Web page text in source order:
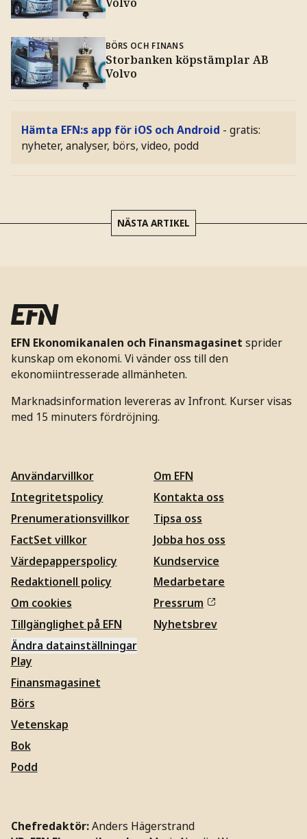
BÖRS OCH FINANS
Storbanken köpstämplar AB
Volvo
Hämta EFN:s app för iOS och Android - gratis:
nyheter, analyser, börs, video, podd
NÄSTA ARTIKEL
EFN Ekonomikanalen och Finansmagasinet sprider
kunskap om ekonomi. Vi vänder oss till den
ekonomiintresserade allmänheten.
Marknadsinformation levereras av Infront. Kurser visas
med 15 minuters fördröjning.
Användarvillkor
Integritetspolicy
Prenumerationsvillkor
FactSet villkor
Värdepapperspolicy
Redaktionell policy
Om cookies
Tillgänglighet på EFN
Ändra datainställningar
Om EFN
Kontakta oss
Tipsa oss
Jobba hos oss
Kundservice
Medarbetare
Pressrum
Nyhetsbrev
Play
Finansmagasinet
Börs
Vetenskap
Bok
Podd
Chefredaktör:Anders Hägerstrand